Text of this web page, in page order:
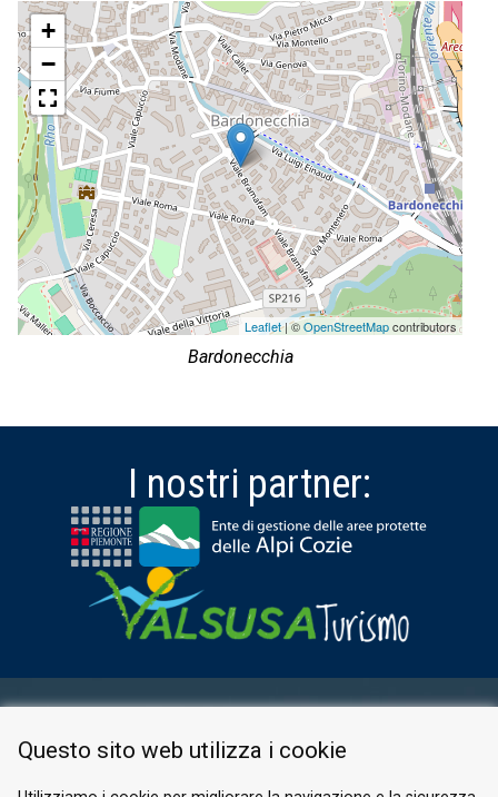
+
−
Leaflet| ©OpenStreetMapcontributors
Bardonecchia
I nostri partner:
PRIVACY POLICY
Questo sito web utilizza i cookie